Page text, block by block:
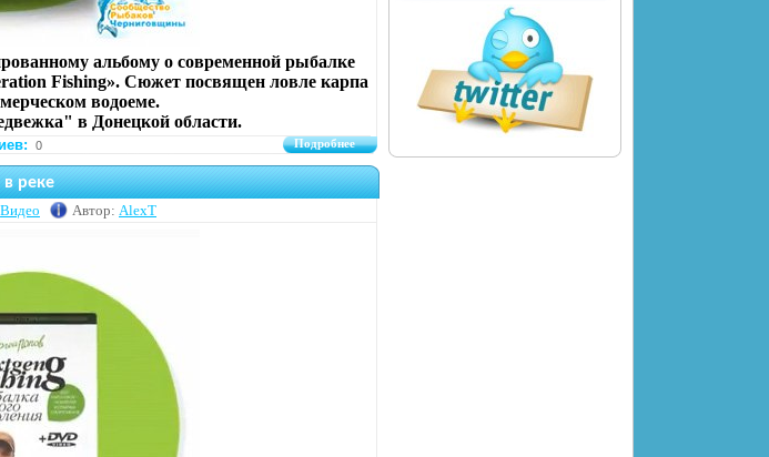
альбому о современной рыбалке
Fishing». Сюжет посвящен ловле карпа
водоеме.
в Донецкой области.
0 Подробнее
реке
Видео Автор: AlexT